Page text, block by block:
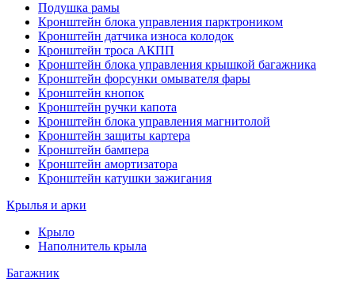
Подушка рамы
Кронштейн блока управления парктроником
Кронштейн датчика износа колодок
Кронштейн троса АКПП
Кронштейн блока управления крышкой багажника
Кронштейн форсунки омывателя фары
Кронштейн кнопок
Кронштейн ручки капота
Кронштейн блока управления магнитолой
Кронштейн защиты картера
Кронштейн бампера
Кронштейн амортизатора
Кронштейн катушки зажигания
Крылья и арки
Крыло
Наполнитель крыла
Багажник